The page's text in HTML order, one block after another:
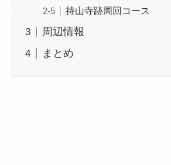
持山寺跡周回コース
周辺情報
まとめ